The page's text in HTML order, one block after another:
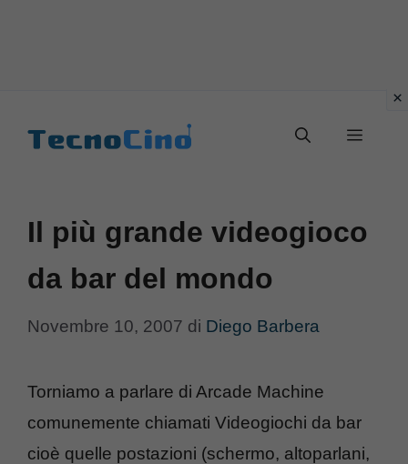
Menu
Il più grande videogioco
da bar del mondo
Novembre 10, 2007 di Diego Barbera
Torniamo a parlare di Arcade Machine
comunemente chiamati Videogiochi da bar
cioè quelle postazioni (schermo, altoparlani,